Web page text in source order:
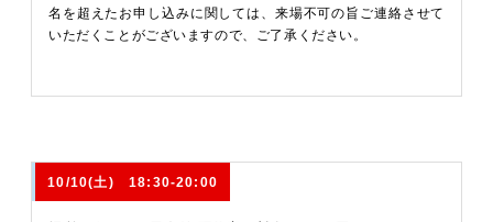
名を超えたお申し込みに関しては、来場不可の旨ご連絡させて
いただくことがございますので、ご了承ください。
10/10(土) 18:30-20:00